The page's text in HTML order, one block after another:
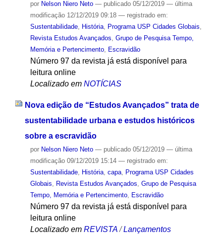
por Nelson Niero Neto — publicado05/12/2019 — última
modificação12/12/2019 09:18 — registrado em:
Sustentabilidade, História, Programa USP Cidades Globais,
Revista Estudos Avançados, Grupo de Pesquisa Tempo,
Memória e Pertencimento, Escravidão
Número 97 da revista já está disponível para
leitura online
Localizado em NOTÍCIAS
Nova edição de “Estudos Avançados” trata de
sustentabilidade urbana e estudos históricos
sobre a escravidão
por Nelson Niero Neto — publicado05/12/2019 — última
modificação09/12/2019 15:14 — registrado em:
Sustentabilidade, História, capa, Programa USP Cidades
Globais
Revista Estudos Avançados Grupo de Pesquisa
Tempo, Memória e Pertencimento, Escravidão
Número 97 da revista já está disponível para
leitura online
Localizado em REVISTA /Lançamentos